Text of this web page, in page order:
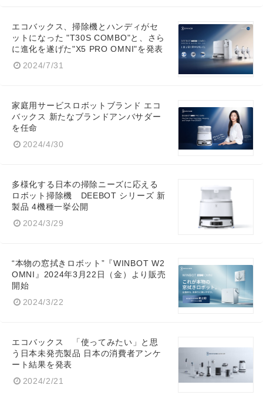
エコバックス、掃除機とハンディがセ
ットになった "T30S COMBO"と、さら
に進化を遂げた"X5 PRO OMNI"を発表
2024/7/31
家庭用サービスロボットブランド エコ
バックス 新たなブランドアンバサダー
を任命
2024/4/30
多様化する日本の掃除ニーズに応える
ロボット掃除機 DEEBOT シリーズ 新
製品 4機種一挙公開
2024/3/29
“本物の窓拭きロボット”『WINBOT W2
OMNI』2024年3月22日（金）より販売
開始
2024/3/22
エコバックス 「使ってみたい」と思
う日本未発売製品 日本の消費者アンケ
ート結果を発表
2024/2/21